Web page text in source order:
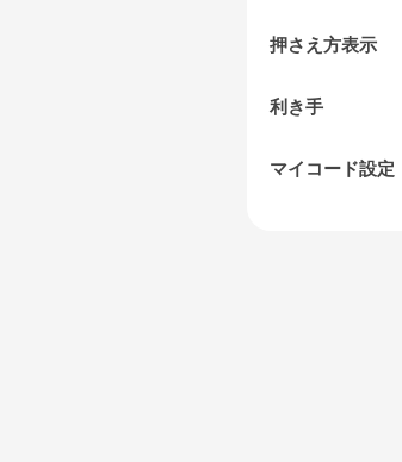
押さえ方表示
利き手
マイコード設定